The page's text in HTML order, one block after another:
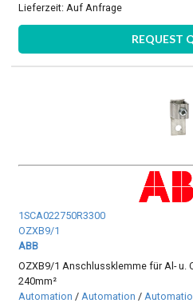
Lieferzeit: Auf Anfrage
REQUEST
1SCA022750R3300
OZXB9/1
ABB
OZXB9/1 Anschlussklemme für Al- u.
240mm²
Automation / Automation /